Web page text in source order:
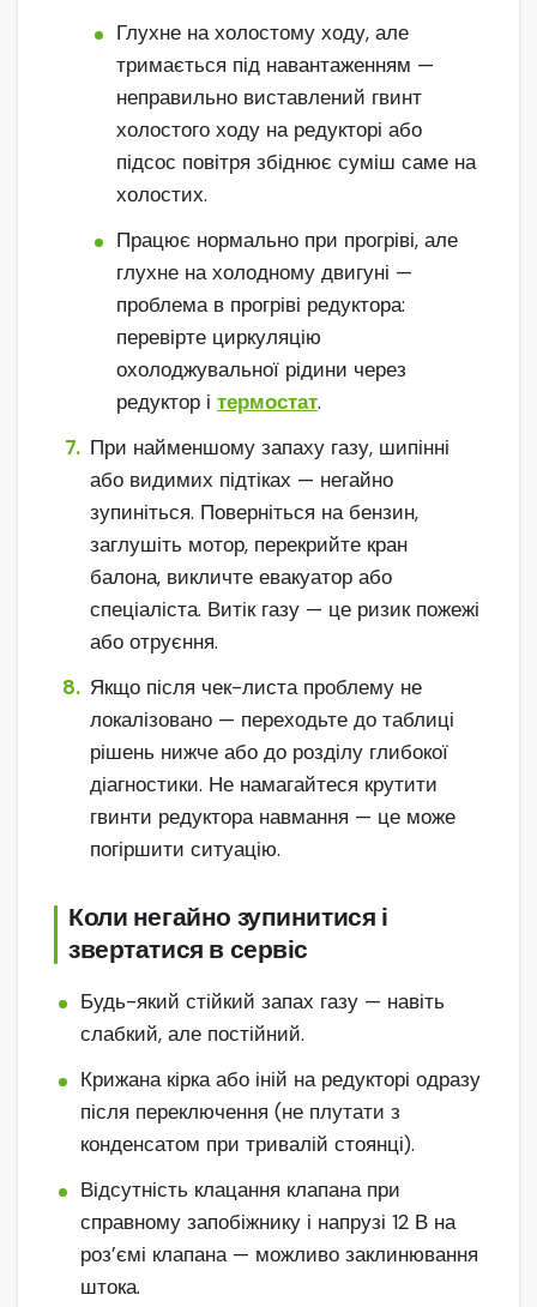
Глухне на холостому ходу, але
тримається під навантаженням —
неправильно виставлений гвинт
холостого ходу на редукторі або
підсос повітря збіднює суміш саме на
холостих.
Працює нормально при прогріві, але
глухне на холодному двигуні —
проблема в прогріві редуктора:
перевірте циркуляцію
охолоджувальної рідини через
редуктор і термостат.
При найменшому запаху газу, шипінні
або видимих підтіках — негайно
зупиніться. Поверніться на бензин,
заглушіть мотор, перекрийте кран
балона, викличте евакуатор або
спеціаліста. Витік газу — це ризик пожежі
або отруєння.
Якщо після чек-листа проблему не
локалізовано — переходьте до таблиці
рішень нижче або до розділу глибокої
діагностики. Не намагайтеся крутити
гвинти редуктора навмання — це може
погіршити ситуацію.
Коли негайно зупинитися і
звертатися в сервіс
Будь-який стійкий запах газу — навіть
слабкий, але постійний.
Крижана кірка або іній на редукторі одразу
після переключення (не плутати з
конденсатом при тривалій стоянці).
Відсутність клацання клапана при
справному запобіжнику і напрузі 12 В на
роз’ємі клапана — можливо заклинювання
штока.